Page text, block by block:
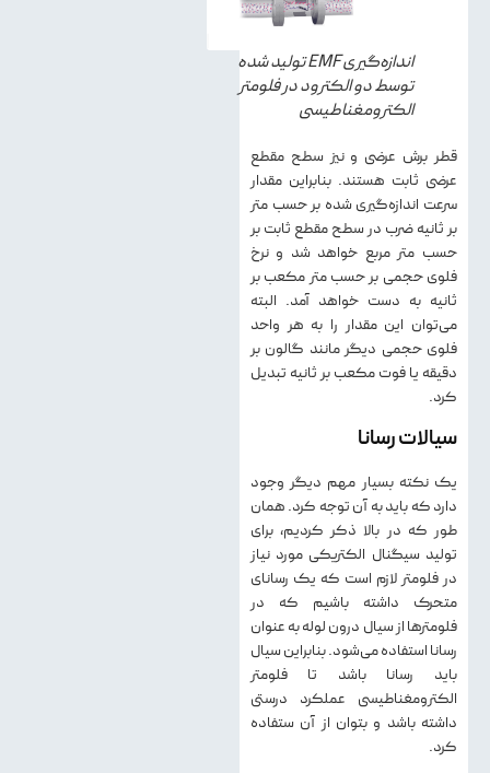
اندازه‌گیری EMF تولید شده
توسط دو الکترود در فلومتر
الکترومغناطیسی
قطر برش عرضی و نیز سطح مقطع
عرضی ثابت هستند. بنابراین مقدار
سرعت اندازه‌گیری شده بر حسب متر
بر ثانیه ضرب در سطح مقطع ثابت بر
حسب متر مربع خواهد شد و نرخ
فلوی حجمی بر حسب متر مکعب بر
ثانیه به دست خواهد آمد. البته
می‌توان این مقدار را به هر واحد
فلوی حجمی دیگر مانند گالون بر
دقیقه یا فوت مکعب بر ثانیه تبدیل
کرد.
سیالات رسانا
یک نکته بسیار مهم دیگر وجود
دارد که باید به آن توجه کرد. همان
طور که در بالا ذکر کردیم، برای
تولید سیگنال الکتریکی مورد نیاز
در فلومتر لازم است که یک رسانای
متحرک داشته باشیم که در
فلومترها از سیال درون لوله به عنوان
رسانا استفاده می‌شود. بنابراین سیال
باید رسانا باشد تا فلومتر
الکترومغناطیسی عملکرد درستی
داشته باشد و بتوان از آن ستفاده
کرد.